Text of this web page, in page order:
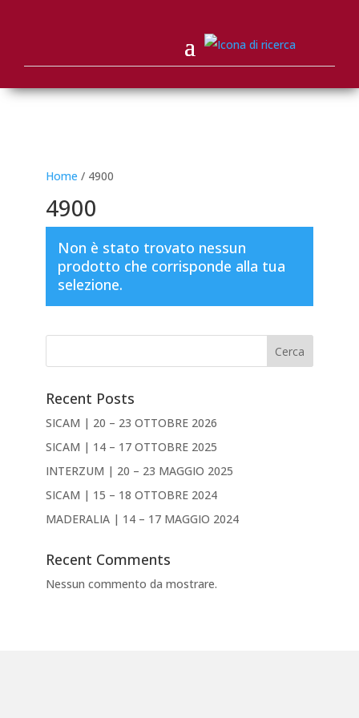
Home / 4900
4900
Non è stato trovato nessun
prodotto che corrisponde alla tua
selezione.
Cerca
Recent Posts
SICAM | 20 – 23 OTTOBRE 2026
SICAM | 14 – 17 OTTOBRE 2025
INTERZUM | 20 – 23 MAGGIO 2025
SICAM | 15 – 18 OTTOBRE 2024
MADERALIA | 14 – 17 MAGGIO 2024
Recent Comments
Nessun commento da mostrare.